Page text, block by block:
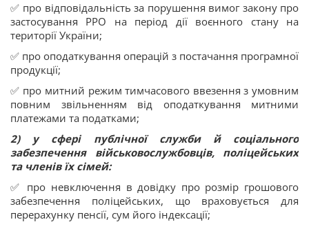
✅ про відповідальність за порушення вимог закону про
застосування РРО на період дії воєнного стану на
території України;
✅ про оподаткування операцій з постачання програмної
продукції;
✅ про митний режим тимчасового ввезення з умовним
повним звільненням від оподаткування митними
платежами та податками;
2) у сфері публічної служби й соціального
забезпечення військовослужбовців, поліцейських
та членів їх сімей:
✅ про невключення в довідку про розмір грошового
забезпечення поліцейських, що враховується для
перерахунку пенсії, сум його індексації;